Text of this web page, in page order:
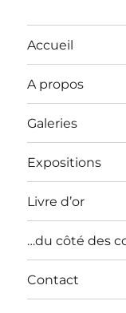
Accueil
A propos
Galeries
Expositions
Livre d’or
…du côté des
Contact